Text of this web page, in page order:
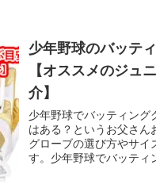
少年野球のバッテ
【オススメのジュ
介】
少年野球でバッティング
はある？というお父さん
グローブの選び方やサイ
す。少年野球でバッティ